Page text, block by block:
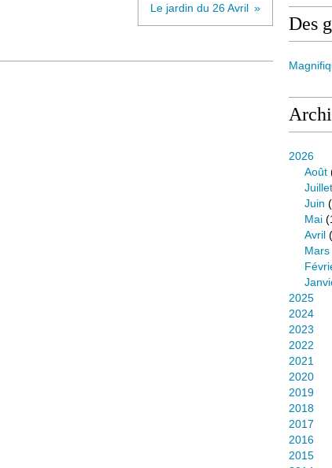
Le jardin du 26 Avril
Des
2026
Août
Juillet
Juin
Mai
Avril
Mars
2025
2024
2023
2022
2021
2020
2019
2018
2017
2016
2015